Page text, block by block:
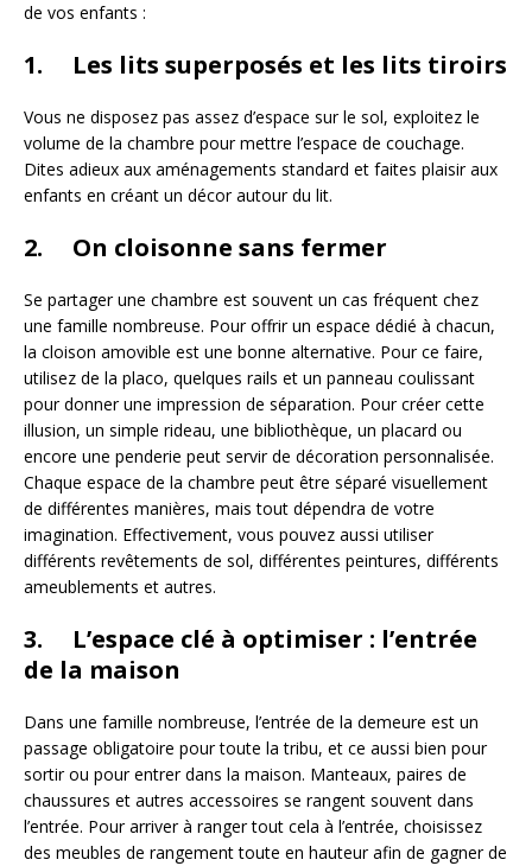
de vos enfants :
1. Les lits superposés et les lits tiroirs
Vous ne disposez pas assez d’espace sur le sol, exploitez le
volume de la chambre pour mettre l’espace de couchage.
Dites adieux aux aménagements standard et faites plaisir aux
enfants en créant un décor autour du lit.
2. On cloisonne sans fermer
Se partager une chambre est souvent un cas fréquent chez
une famille nombreuse. Pour offrir un espace dédié à chacun,
la cloison amovible est une bonne alternative. Pour ce faire,
utilisez de la placo, quelques rails et un panneau coulissant
pour donner une impression de séparation. Pour créer cette
illusion, un simple rideau, une bibliothèque, un placard ou
encore une penderie peut servir de décoration personnalisée.
Chaque espace de la chambre peut être séparé visuellement
de différentes manières, mais tout dépendra de votre
imagination. Effectivement, vous pouvez aussi utiliser
différents revêtements de sol, différentes peintures, différents
ameublements et autres.
3. L’espace clé à optimiser : l’entrée
de la maison
Dans une famille nombreuse, l’entrée de la demeure est un
passage obligatoire pour toute la tribu, et ce aussi bien pour
sortir ou pour entrer dans la maison. Manteaux, paires de
chaussures et autres accessoires se rangent souvent dans
l’entrée. Pour arriver à ranger tout cela à l’entrée, choisissez
des meubles de rangement toute en hauteur afin de gagner de